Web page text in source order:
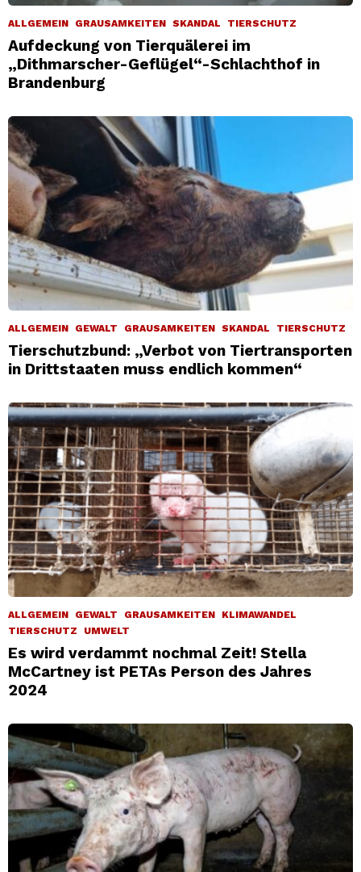
ALLGEMEIN GRAUSAMKEITEN SKANDAL TIERSCHUTZ
Aufdeckung von Tierquälerei im
„Dithmarscher-Geflügel“-Schlachthof in
Brandenburg
ALLGEMEIN GEWALT GRAUSAMKEITEN SKANDAL TIERSCHUTZ
Tierschutzbund: „Verbot von Tiertransporten
in Drittstaaten muss endlich kommen“
ALLGEMEIN GEWALT GRAUSAMKEITEN
KLIMAWANDEL
TIERSCHUTZ
UMWELT
Es wird verdammt nochmal Zeit! Stella
McCartney ist PETAs Person des Jahres
2024